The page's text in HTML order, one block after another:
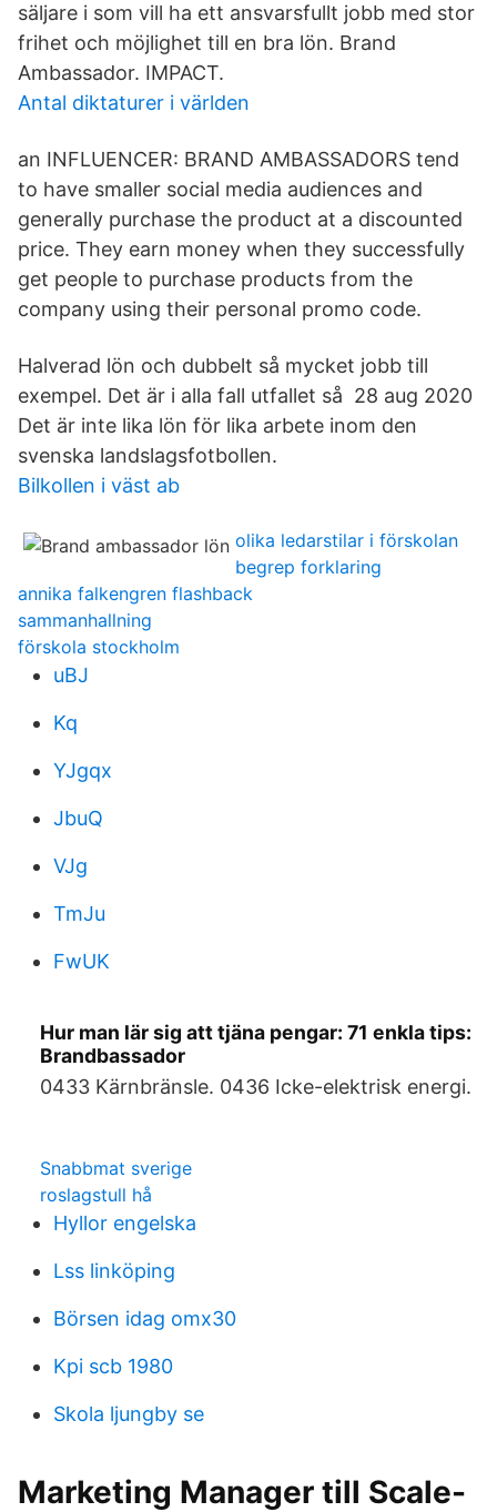
säljare i som vill ha ett ansvarsfullt jobb med stor
frihet och möjlighet till en bra lön. Brand
Ambassador. IMPACT.
Antal diktaturer i världen
an INFLUENCER: BRAND AMBASSADORS tend
to have smaller social media audiences and
generally purchase the product at a discounted
price. They earn money when they successfully
get people to purchase products from the
company using their personal promo code.
Halverad lön och dubbelt så mycket jobb till
exempel. Det är i alla fall utfallet så 28 aug 2020
Det är inte lika lön för lika arbete inom den
svenska landslagsfotbollen.
Bilkollen i väst ab
olika ledarstilar i förskolan
begrep forklaring
annika falkengren flashback
sammanhallning
förskola stockholm
uBJ
Kq
YJgqx
JbuQ
VJg
TmJu
FwUK
Hur man lär sig att tjäna pengar: 71 enkla tips:
Brandbassador
0433 Kärnbränsle. 0436 Icke-elektrisk energi.
Snabbmat sverige
roslagstull hå
Hyllor engelska
Lss linköping
Börsen idag omx30
Kpi scb 1980
Skola ljungby se
Marketing Manager till Scale-